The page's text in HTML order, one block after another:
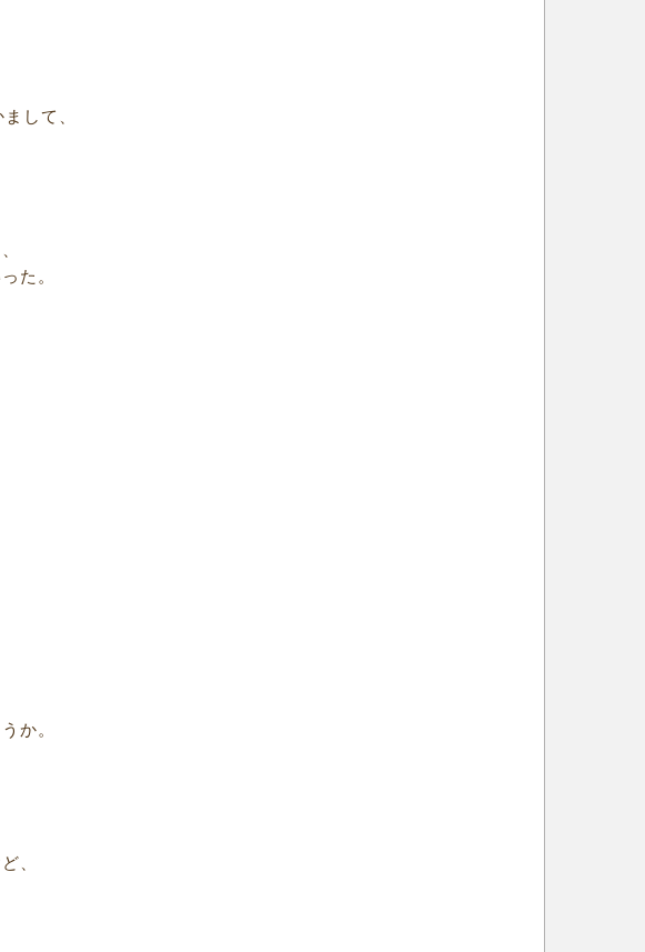
して、
た。
か。
、